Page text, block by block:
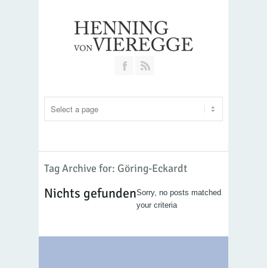
Join our Facebook Group
Tag Archive for: Göring-Eckardt
Nichts gefundenSorry, no posts matched
your criteria